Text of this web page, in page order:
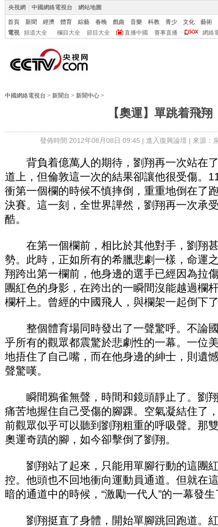
央視網 中國網絡電視台 網站地圖
首頁 新聞 經濟 體育 綜藝 春晚 戲曲 音樂 科教 青少 文化
藝術
電視
頻道大全 欄目大全 節目大全 直播中國 賽事直播 網絡
中國網絡電視台 > 新聞台 > 新聞中心 >
【奧運】單跳着飛翔
發佈時間:2012年08月08日 09:45 | 進入復興論壇 | 來源：
背負着億萬人的期待，劉翔再一次站在
道上，但倫敦這一次的結果卻讓他很受傷。
衝第一個欄的時候不慎摔倒，重重地倒在了
決賽。這一刻，全世界譁然，劉翔再一次承
酷。
在第一個欄前，相比於其他對手，劉翔
勢。此時，正如所有的希臘悲劇一樣，命運
翔跨出第一欄前，他身邊的選手已經因為拉
團紅色的身影，在跨出的一瞬間沒能越過欄
欄杆上。曾經的中國飛人，與欄架一起倒下
整個體育場同時發出了一聲驚呼。不論
乎所有的觀眾都震驚於悲劇性的一幕。一位
地捂住了自己嘴，而在他身邊的紳士，則遺
聲驚嘆。
瞬間鴉雀無聲，時間和鏡頭靜止了。劉
痛苦地握住自己受傷的腳踝。空氣凝結住了
前觀眾似乎可以聽到劉翔粗重的呼吸聲。那
奧運奇蹟的腳，如今卻擊倒了劉翔。
劉翔站了起來，只能用單腳行動的這團
控。他頭也不回地衝向運動員通道。但就在
暗的通道中的時候，“激勵一代人”的一幕發
劉翔挺直了身體，開始單腳跳回跑道。